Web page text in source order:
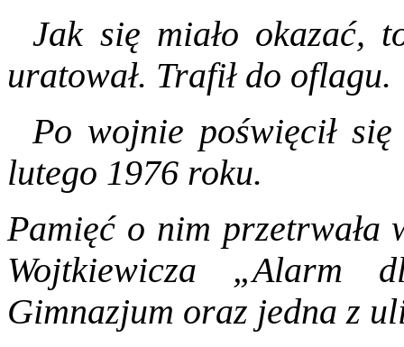
Jak się miało okazać,
uratował. Trafił do oflagu.
Po wojnie poświęcił
lutego 1976 roku.
Pamięć o nim przetrwała
Wojtkiewicza „Alarm
Gimnazjum oraz jedna z